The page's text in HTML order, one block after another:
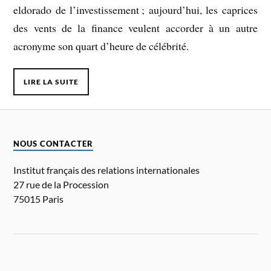
eldorado de l’investissement ; aujourd’hui, les caprices
des vents de la finance veulent accorder à un autre
acronyme son quart d’heure de célébrité.
LIRE LA SUITE
NOUS CONTACTER
Institut français des relations internationales
27 rue de la Procession
75015 Paris